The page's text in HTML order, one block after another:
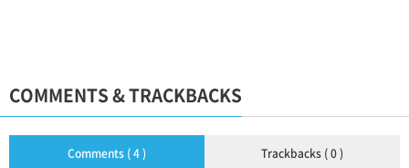
COMMENTS & TRACKBACKS
Comments ( 4 ) Trackbacks ( 0 )